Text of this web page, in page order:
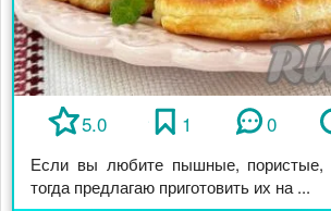
5.0 1 0
Если вы любите пышные, пористые,
тогда предлагаю приготовить их на ...